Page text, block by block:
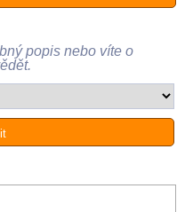
popis nebo víte o